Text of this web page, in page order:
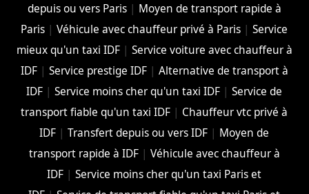
depuis ou vers Paris| Moyen de transport rapide à
Paris |Véhicule avec chauffeur privé à Paris |Service
mieux qu'un taxi IDF| Service voiture avec chauffeur à
IDF| Service prestige IDF| Alternative de transport à
IDF |Service moins cher qu'un taxi IDF |Service de
transport fiable qu'un taxi IDF | Chauffeur vtc privé à
IDF |Transfert depuis ou vers IDF | Moyen de
transport rapide à IDF| Véhicule avec chauffeur à
IDF |Service moins cher qu'un taxi Paris et